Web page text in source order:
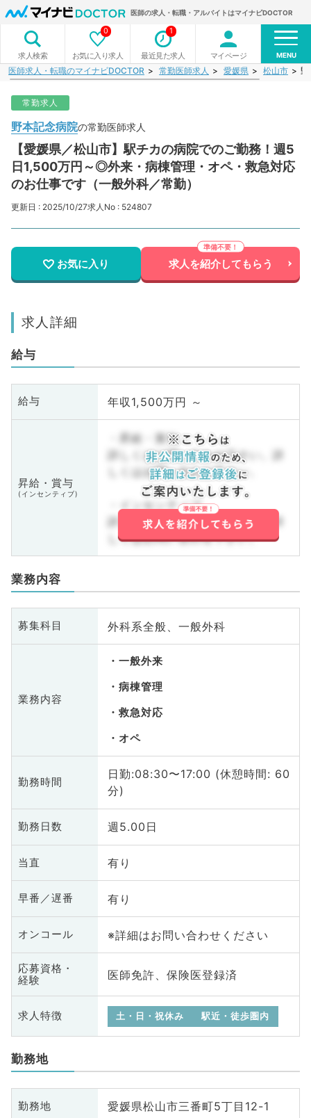
医師の求人・転職・アルバイトはマイナビDOCTOR
求人検索 お気に入り求人
0
最近見た求人
1
マイページ MENU
医師求人・転職のマイナビDOCTOR 常勤医師求人 愛媛県 松山市 野
常勤求人
野本記念病院の常勤医師求人
【愛媛県／松山市】駅チカの病院でのご勤務！週5
日1,500万円～◎外来・病棟管理・オペ・救急対応
のお仕事です（一般外科／常勤）
更新日 : 2025/10/27求人No : 524807
お気に入り 求人を紹介してもらう
求人詳細
給与
給与 年収1,500万円 ～
昇給・賞与
(インセンティブ)
・昇給・賞与
詳しくはお問い合わせ下さい。詳
しくはお問い合わせ下さい。
・インセンティブ
詳しくはお問い合わせ下さい。詳
しくはお問い合わせ下さい。
業務内容
募集科目 外科系全般、一般外科
業務内容
一般外来
病棟管理
救急対応
オペ
勤務時間
日勤:08:30〜17:00 (休憩時間: 60
分)
勤務日数 週5.00日
当直 有り
早番／遅番 有り
オンコール ※詳細はお問い合わせください
応募資格・
経験
医師免許、保険医登録済
求人特徴 土・日・祝休み 駅近・徒歩圏内
勤務地
勤務地 愛媛県松山市三番町5丁目12-1